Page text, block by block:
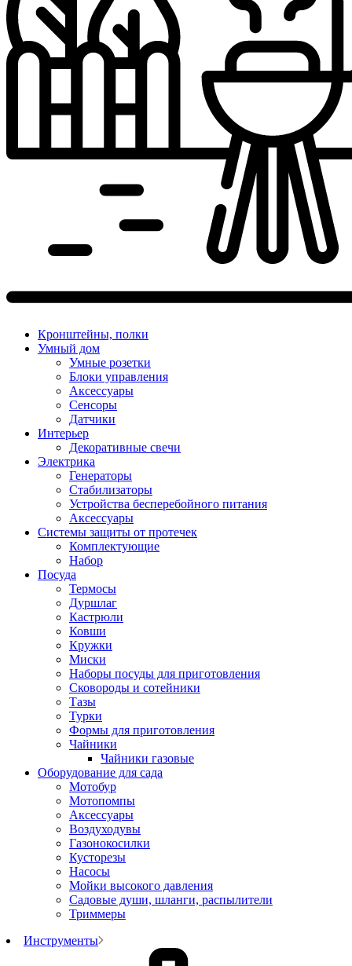
Кронштейны, полки
Умный дом
Умные розетки
Блоки управления
Аксессуары
Сенсоры
Датчики
Интерьер
Декоративные свечи
Электрика
Генераторы
Стабилизаторы
Устройства бесперебойного питания
Аксессуары
Системы защиты от протечек
Комплектующие
Набор
Посуда
Термосы
Дуршлаг
Кастрюли
Ковши
Кружки
Миски
Наборы посуды для приготовления
Сковороды и сотейники
Тазы
Турки
Формы для приготовления
Чайники
Чайники газовые
Оборудование для сада
Мотобур
Мотопомпы
Аксессуары
Воздуходувы
Газонокосилки
Кусторезы
Насосы
Мойки высокого давления
Садовые души, шланги, распылители
Триммеры
Инструменты